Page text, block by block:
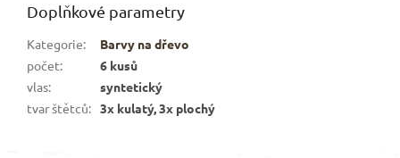
Doplňkové parametry
Kategorie:
Barvy na dřevo
počet:
6 kusů
vlas:
syntetický
tvar štětců: 3x kulatý, 3x plochý